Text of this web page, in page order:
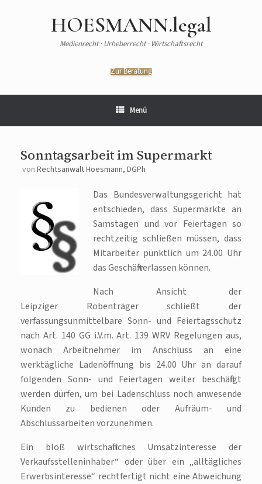
HOESMANN.legal
Medienrecht · Urheberrecht · Wirtschaftsrecht
Zur Beratung
Menü
Sonntagsarbeit im Supermarkt
von Rechtsanwalt Hoesmann, DGPh
Das Bundesverwaltungsgericht hat
entschieden, dass Supermärkte an
Samstagen und vor Feiertagen so
rechtzeitig schließen müssen, dass
Mitarbeiter pünktlich um 24.00 Uhr
das Geschäft verlassen können.
Nach Ansicht der
Leipziger Robenträger schließt der
verfassungsunmittelbare Sonn- und Feiertagsschutz
nach Art. 140 GG i.V.m. Art. 139 WRV Regelungen aus,
wonach Arbeitnehmer im Anschluss an eine
werktägliche Ladenöffnung bis 24.00 Uhr an darauf
folgenden Sonn- und Feiertagen weiter beschäftigt
werden dürfen, um bei Ladenschluss noch anwesende
Kunden zu bedienen oder Aufräum- und
Abschlussarbeiten vorzunehmen.
Ein bloß wirtschaftliches Umsatzinteresse der
Verkaufsstelleninhaber“ oder über ein „alltägliches
Erwerbsinteresse“ rechtfertigt nicht eine Abweichung